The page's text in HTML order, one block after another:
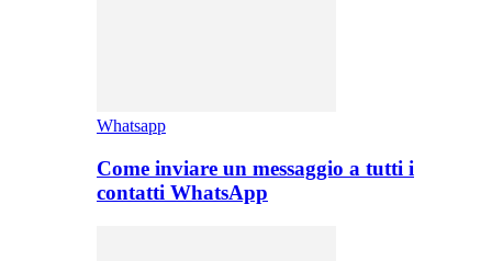
Whatsapp
Come inviare un messaggio a tutti i
contatti WhatsApp